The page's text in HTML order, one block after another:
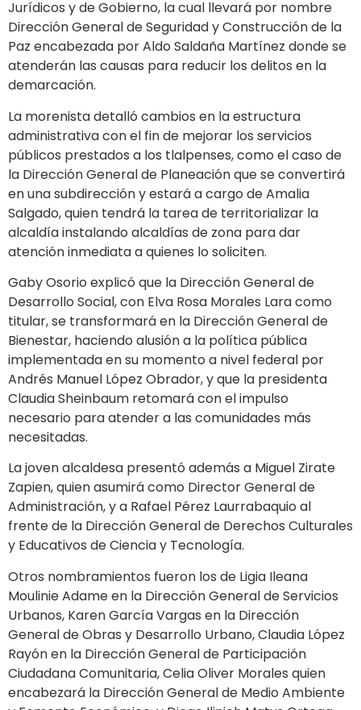
Jurídicos y de Gobierno, la cual llevará por nombre
Dirección General de Seguridad y Construcción de la
Paz encabezada por Aldo Saldaña Martínez donde se
atenderán las causas para reducir los delitos en la
demarcación.
La morenista detalló cambios en la estructura
administrativa con el fin de mejorar los servicios
públicos prestados a los tlalpenses, como el caso de
la Dirección General de Planeación que se convertirá
en una subdirección y estará a cargo de Amalia
Salgado, quien tendrá la tarea de territorializar la
alcaldía instalando alcaldías de zona para dar
atención inmediata a quienes lo soliciten.
Gaby Osorio explicó que la Dirección General de
Desarrollo Social, con Elva Rosa Morales Lara como
titular, se transformará en la Dirección General de
Bienestar, haciendo alusión a la política pública
implementada en su momento a nivel federal por
Andrés Manuel López Obrador, y que la presidenta
Claudia Sheinbaum retomará con el impulso
necesario para atender a las comunidades más
necesitadas.
La joven alcaldesa presentó además a Miguel Zirate
Zapien, quien asumirá como Director General de
Administración, y a Rafael Pérez Laurrabaquio al
frente de la Dirección General de Derechos Culturales
y Educativos de Ciencia y Tecnología.
Otros nombramientos fueron los de Ligia Ileana
Moulinie Adame en la Dirección General de Servicios
Urbanos, Karen García Vargas en la Dirección
General de Obras y Desarrollo Urbano, Claudia López
Rayón en la Dirección General de Participación
Ciudadana Comunitaria, Celia Oliver Morales quien
encabezará la Dirección General de Medio Ambiente